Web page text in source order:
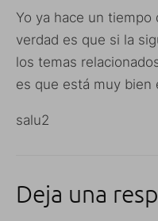
Yo ya hace un tiempo
verdad es que si la
los temas
es que está muy bien
salu2
Deja una